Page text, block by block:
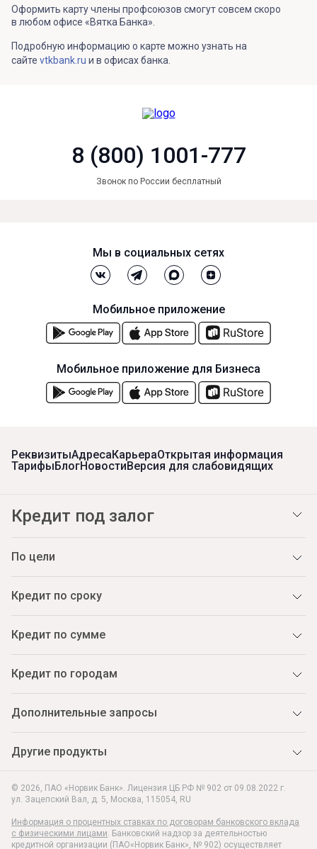
Оформить карту члены профсоюзов смогут совсем скоро
в любом офисе «Вятка Банка».
Подробную информацию о карте можно узнать на
сайте vtkbank.ru и в офисах банка.
8 (800) 1001-777
Звонок по России бесплатный
© 2026, ПАО «Норвик Банк». Лицензия ЦБ РФ № 902 от 09.08.2022 г.
ул. Зацепский Вал, д. 5, Москва, 115054, RU
Информация о процентных ставках по договорам банковского вклада
с физическими лицами. Банковский надзор за деятельностью
кредитной организации (ПАО«Норвик Банк», № 902) осуществляет
РеквизитыАдресаКарьераОткрытая информация
ТарифыБлогНовостиВерсия для слабовидящих
Кредит под залог
По цели
Кредит по сроку
Кредит по сумме
Кредит по городам
Дополнительные запросы
Другие продукты
Мы в социальных сетях
Мобильное приложение
Мобильное приложение для Бизнеса